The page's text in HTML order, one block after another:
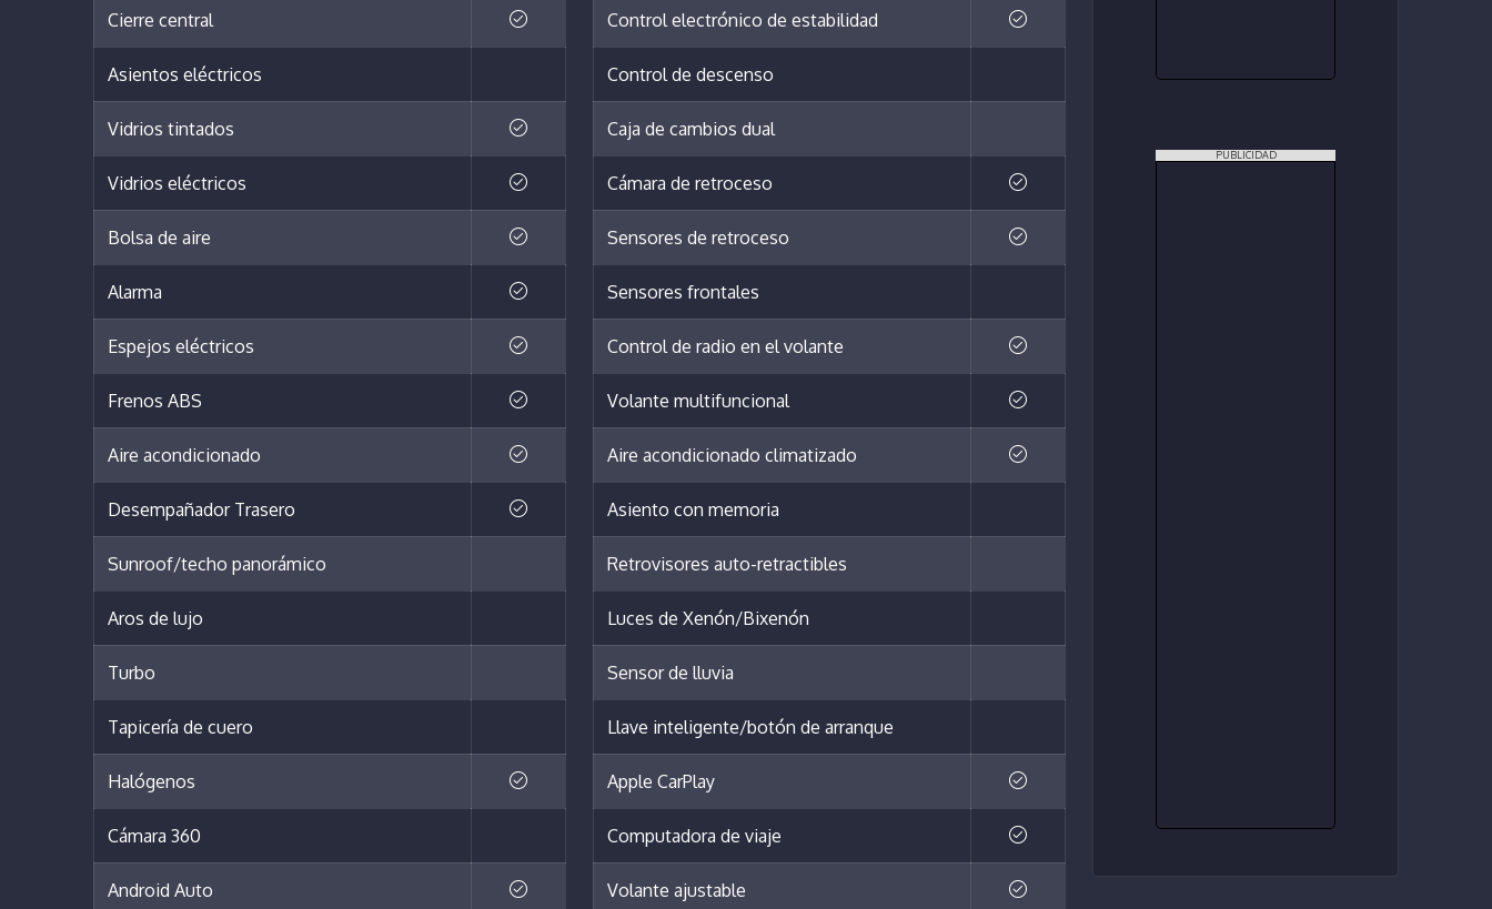
Cierre central
Asientos eléctricos
Vidrios tintados
Vidrios eléctricos
Bolsa de aire
Alarma
Espejos eléctricos
Frenos ABS
Aire acondicionado
Desempañador Trasero
Sunroof/techo panorámico
Aros de lujo
Turbo
Tapicería de cuero
Halógenos
Cámara 360
Android Auto
Control electrónico de estabilidad
Control de descenso
Caja de cambios dual
Cámara de retroceso
Sensores de retroceso
Sensores frontales
Control de radio en el volante
Volante multifuncional
Aire acondicionado climatizado
Asiento con memoria
Retrovisores auto-retractibles
Luces de Xenón/Bixenón
Sensor de lluvia
Llave inteligente/botón de arranque
Apple CarPlay
Computadora de viaje
Volante ajustable
PUBLICIDAD